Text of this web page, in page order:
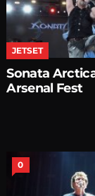
JETSET
Sonata
Arsenal Fest
0